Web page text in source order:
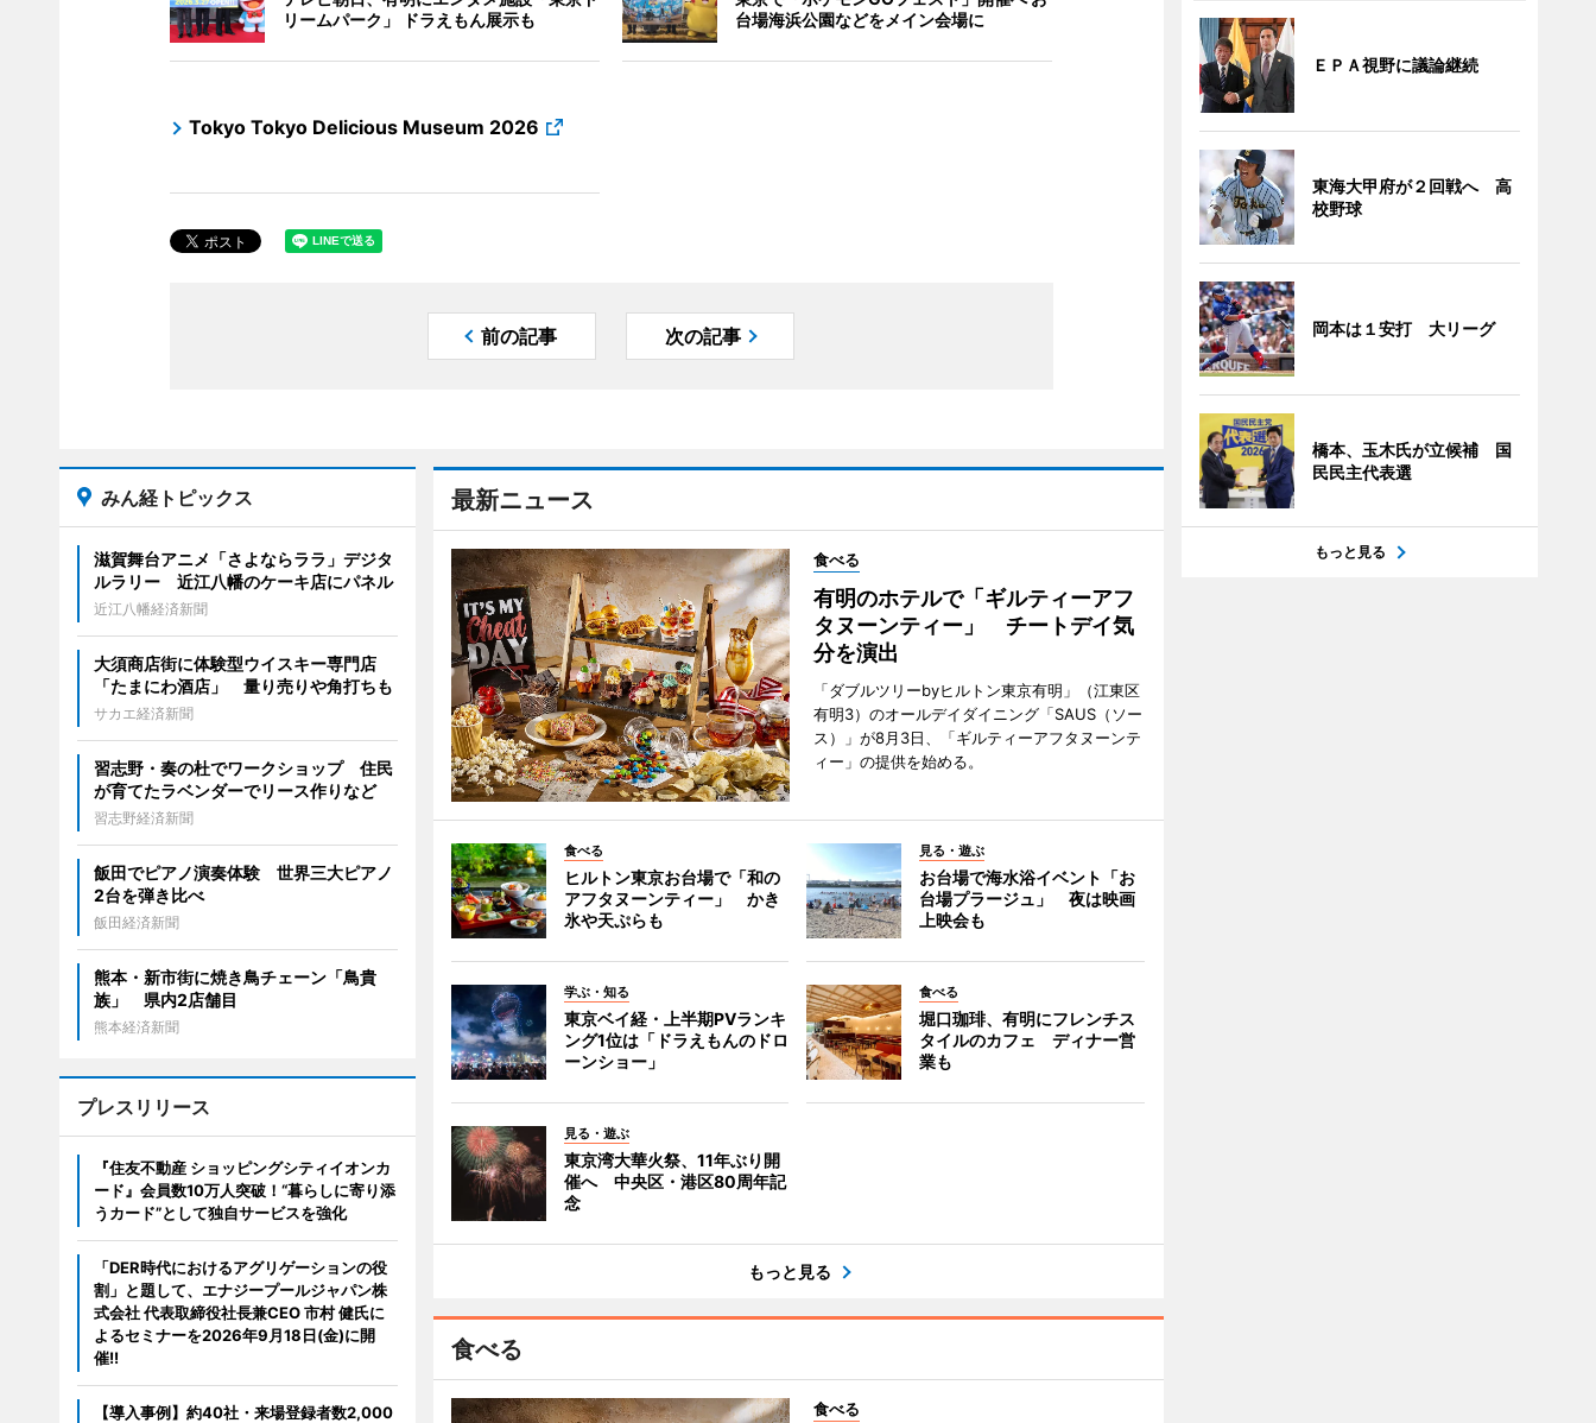
リームパーク」 ドラえもん展示も
台場海浜公園などをメイン会場に
Tokyo Tokyo Delicious Museum 2026
前の記事 次の記事
最新ニュース
食べる
有明のホテルで「ギルティーアフ
タヌーンティー」 チートデイ気
分を演出
「ダブルツリーbyヒルトン東京有明」（江東区
有明3）のオールデイダイニング「SAUS（ソー
ス）」が8月3日、「ギルティーアフタヌーンテ
ィー」の提供を始める。
食べる
ヒルトン東京お台場で「和の
アフタヌーンティー」 かき
氷や天ぷらも
見る・遊ぶ
お台場で海水浴イベント「お
台場プラージュ」 夜は映画
上映会も
学ぶ・知る
東京ベイ経・上半期PVランキ
ング1位は「ドラえもんのドロ
ーンショー」
食べる
堀口珈琲、有明にフレンチス
タイルのカフェ ディナー営
業も
見る・遊ぶ
東京湾大華火祭、11年ぶり開
催へ 中央区・港区80周年記
念
もっと見る
食べる
食べる
みん経トピックス
滋賀舞台アニメ「さよならララ」デジタ
ルラリー 近江八幡のケーキ店にパネル
近江八幡経済新聞
大須商店街に体験型ウイスキー専門店
「たまにわ酒店」 量り売りや角打ちも
サカエ経済新聞
習志野・奏の杜でワークショップ 住民
が育てたラベンダーでリース作りなど
習志野経済新聞
飯田でピアノ演奏体験 世界三大ピアノ
2台を弾き比べ
飯田経済新聞
熊本・新市街に焼き鳥チェーン「鳥貴
族」 県内2店舗目
熊本経済新聞
プレスリリース
『住友不動産 ショッピングシティイオンカ
ード』会員数10万人突破！“暮らしに寄り添
うカード”として独自サービスを強化
「DER時代におけるアグリゲーションの役
割」と題して、エナジープールジャパン株
式会社 代表取締役社長兼CEO 市村 健氏に
よるセミナーを2026年9月18日(金)に開
催!!
【導入事例】約40社・来場登録者数2,000
ＥＰＡ視野に議論継続
東海大甲府が２回戦へ 高
校野球
岡本は１安打 大リーグ
橋本、玉木氏が立候補 国
民民主代表選
もっと見る